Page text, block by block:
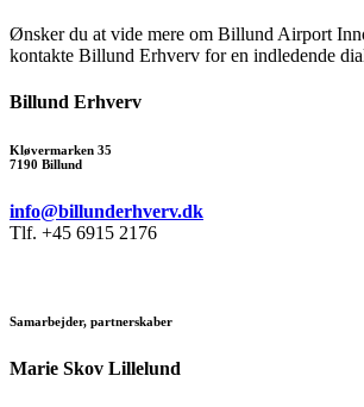
Ønsker du at vide mere om Billund Airport
kontakte Billund Erhverv for en indledende
Billund Erhverv
Kløvermarken 35
7190 Billund
info@billunderhverv.dk
Tlf. +45 6915 2176
Samarbejder, partnerskaber
Marie Skov Lillelund